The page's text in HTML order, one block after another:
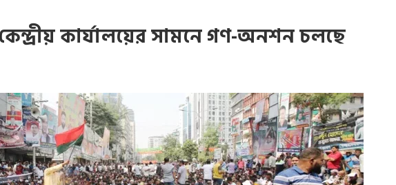
কার্যালয়ের সামনে গণ-অনশন চলছে